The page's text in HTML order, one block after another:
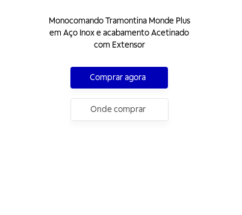
Monocomando Tramontina Monde Plus
em Aço Inox e acabamento Acetinado
com Extensor
Comprar agora
Onde comprar